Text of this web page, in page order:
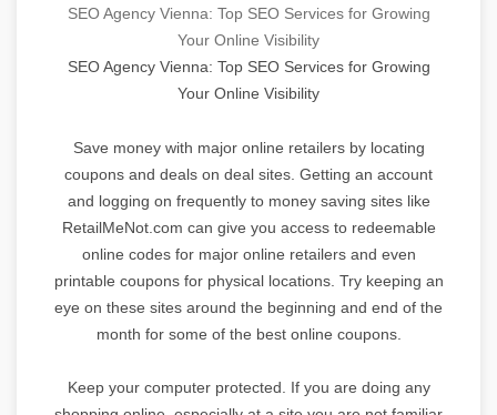
SEO Agency Vienna: Top SEO Services for Growing
Your Online Visibility
SEO Agency Vienna: Top SEO Services for Growing
Your Online Visibility
Save money with major online retailers by locating
coupons and deals on deal sites. Getting an account
and logging on frequently to money saving sites like
RetailMeNot.com can give you access to redeemable
online codes for major online retailers and even
printable coupons for physical locations. Try keeping an
eye on these sites around the beginning and end of the
month for some of the best online coupons.
Keep your computer protected. If you are doing any